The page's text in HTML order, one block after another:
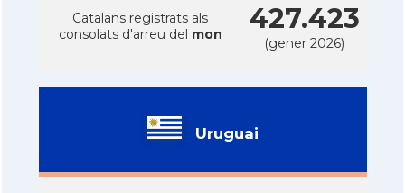
Catalans registrats als
consolats d'arreu del mon 427.423
(gener 2026)
Uruguai